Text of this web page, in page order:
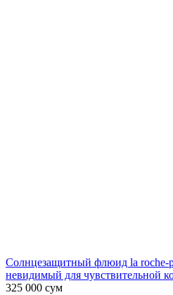
Солнцезащитный флюид la roche-
невидимый для чувствительной
325 000 сум